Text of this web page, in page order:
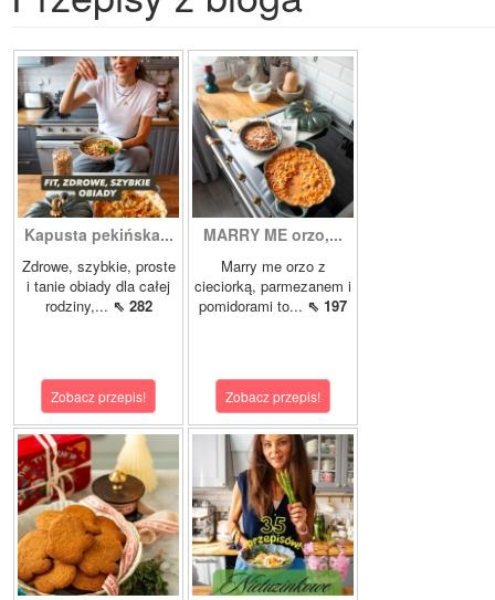
Kapusta pekińska...
Zdrowe, szybkie, proste
i tanie obiady dla całej
rodziny,... ⇖ 282
Zobacz przepis!
MARRY ME orzo,...
Marry me orzo z
cieciorką, parmezanem i
pomidorami to... ⇖ 197
Zobacz przepis!